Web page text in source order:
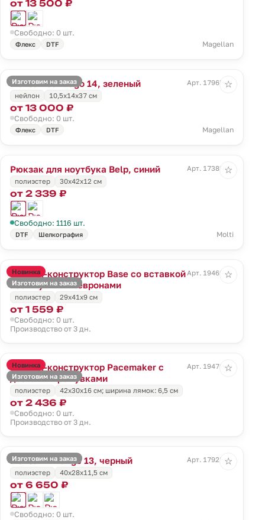
от 13 500 ₽
Свободно: 0 шт.
Флекс DTF Magellan
Изготовим на заказ
Рюкзак Santiago 14, зеленый
Арт. 17965.90
нейлон
10,5x14x37 см
от 13 000 ₽
Свободно: 0 шт.
Флекс DTF Magellan
☆
Рюкзак для ноутбука Belp, синий
Арт. 17382.40
полиэстер
30х42х12 см
от 2 339 ₽
Свободно: 1116 шт.
DTF Шелкография Molti
☆
Новинка
Изготовим на заказ
Рюкзак-конструктор Base со вставкой
из липучки и шевронами
Арт. 19469.00
полиэстер 29х41х9 см
от 1 559 ₽
Свободно: 0 шт.
Производство от 3 дн.
☆
Новинка
Изготовим на заказ
Рюкзак-конструктор Pacemaker с
двойными ремувками
Арт. 19470.00
полиэстер 42х30х16 см; ширина лямок: 6,5 см
от 2 436 ₽
Свободно: 0 шт.
Производство от 3 дн.
☆
Изготовим на заказ
Рюкзак T Range 13, черный
Арт. 17923.30
полиэстер
40x28x11,5 см
от 6 650 ₽
Свободно: 0 шт.
☆